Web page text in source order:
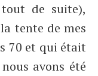
de suite),
tente de mes
70 et qui était
avons été